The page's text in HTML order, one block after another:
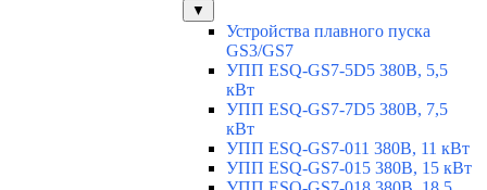
▼
Устройства плавного пуска
GS3/GS7
УПП ESQ-GS7-5D5 380В, 5,5
кВт
УПП ESQ-GS7-7D5 380В, 7,5
кВт
УПП ESQ-GS7-011 380В, 11 кВт
УПП ESQ-GS7-015 380В, 15 кВт